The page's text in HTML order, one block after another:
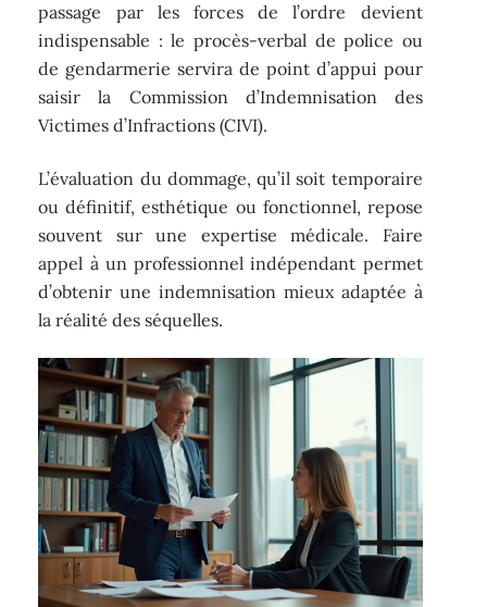
passage par les forces de l’ordre devient
indispensable : le procès-verbal de police ou
de gendarmerie servira de point d’appui pour
saisir la Commission d’Indemnisation des
Victimes d’Infractions (CIVI).
L’évaluation du dommage, qu’il soit temporaire
ou définitif, esthétique ou fonctionnel, repose
souvent sur une expertise médicale. Faire
appel à un professionnel indépendant permet
d’obtenir une indemnisation mieux adaptée à
la réalité des séquelles.